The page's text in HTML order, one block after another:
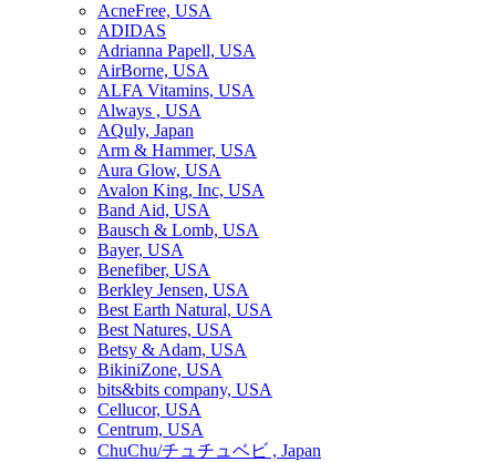
AcneFree, USA
ADIDAS
Adrianna Papell, USA
AirBorne, USA
ALFA Vitamins, USA
Always , USA
AQuly, Japan
Arm & Hammer, USA
Aura Glow, USA
Avalon King, Inc, USA
Band Aid, USA
Bausch & Lomb, USA
Bayer, USA
Benefiber, USA
Berkley Jensen, USA
Best Earth Natural, USA
Best Natures, USA
Betsy & Adam, USA
BikiniZone, USA
bits&bits company, USA
Cellucor, USA
Centrum, USA
ChuChu/チュチュベビ , Japan